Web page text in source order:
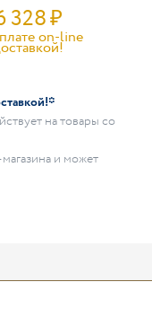
328₽
on-line
на товары со
и может